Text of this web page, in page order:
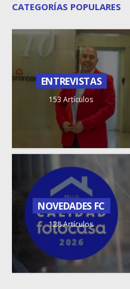
CATEGORÍAS POPULARES
ENTREVISTAS
153 Artículos
NOVEDADES FC
128 Artículos